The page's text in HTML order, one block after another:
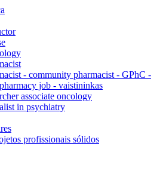
- community pharmacist - GPhC -
job - vaistininkas
associate oncology
in psychiatry
profissionais sólidos